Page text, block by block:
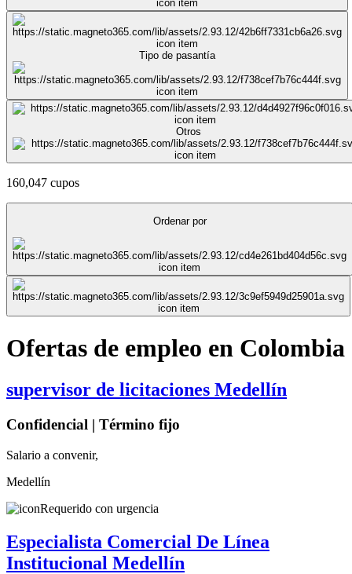
Tipo de pasantía
Otros
160,047 cupos
Ordenar por
Ofertas de empleo en Colombia
supervisor de licitaciones Medellín
Confidencial | Término fijo
Salario a convenir,
Medellín
Requerido con urgencia
Especialista Comercial De Línea
Institucional Medellín